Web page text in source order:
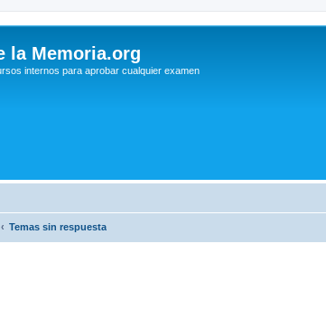
la Memoria.org
internos para aprobar cualquier examen
Temas sin respuesta